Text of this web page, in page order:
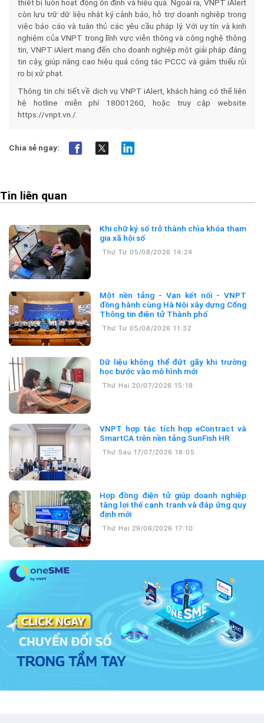
thiết bị luôn hoạt động ổn định và hiệu quả. Ngoài ra, VNPT iAlert
còn lưu trữ dữ liệu nhật ký cảnh báo, hỗ trợ doanh nghiệp trong
việc báo cáo và tuân thủ các yêu cầu pháp lý. Với uy tín và kinh
nghiệm của VNPT trong lĩnh vực viễn thông và công nghệ thông
tin, VNPT iAlert mang đến cho doanh nghiệp một giải pháp đáng
tin cậy, giúp nâng cao hiệu quả công tác PCCC và giảm thiểu rủi
ro bị xử phạt.
Thông tin chi tiết về dịch vụ VNPT iAlert, khách hàng có thể liên
hệ hotline miễn phí 18001260, hoặc truy cập website
https://vnpt.vn./.
Chia sẻ ngay:
Tin liên quan
Khi chữ ký số trở thành chìa khóa tham
gia xã hội số
Thứ Tư 05/08/2026 14:24
Một nền tảng - Vạn kết nối - VNPT
đồng hành cùng Hà Nội xây dựng Cổng
Thông tin điện tử Thành phố
Thứ Tư 05/08/2026 11:32
Dữ liệu không thể đứt gãy khi trường
học bước vào mô hình mới
Thứ Hai 20/07/2026 15:18
VNPT hợp tác tích hợp eContract và
SmartCA trên nền tảng SunFish HR
Thứ Sáu 17/07/2026 18:05
Hợp đồng điện tử giúp doanh nghiệp
tăng lợi thế cạnh tranh và đáp ứng quy
định mới
Thứ Hai 29/06/2026 17:10